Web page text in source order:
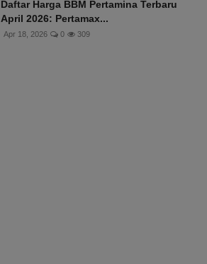
Daftar Harga BBM Pertamina Terbaru
April 2026: Pertamax...
Apr 18, 2026 0 309